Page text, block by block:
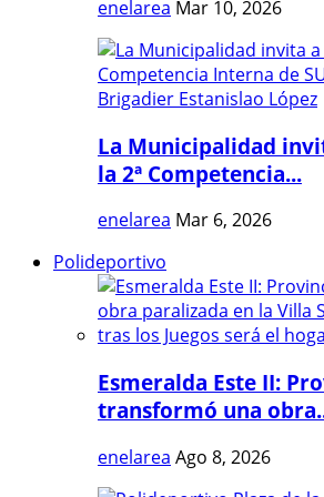
enelarea Mar 10, 2026
La Municipalidad
la 2ª Competencia...
enelarea Mar 6, 2026
Polideportivo
Esmeralda Este II:
transformó una
enelarea Ago 8, 2026